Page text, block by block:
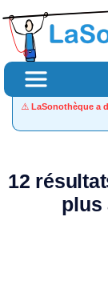
⚠️ LaSonothèque a
12
plus